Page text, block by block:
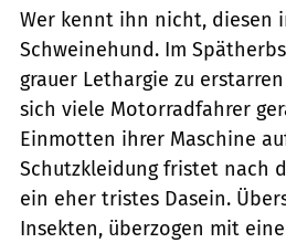
Wer kennt ihn nicht, diesen
Schweinehund. Im
grauer Lethargie zu
sich viele Motorradfahrer
Einmotten ihrer Maschine
Schutzkleidung fristet nach
ein eher tristes Dasein.
Insekten, überzogen mit